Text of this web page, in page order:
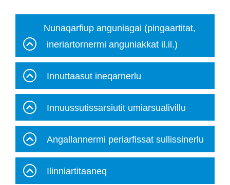
Nunaqarfiup anguniagai (pingaartitat,
ineriartornermi anguniakkat il.il.)
Innuttaasut ineqarnerlu
Innuussutissarsiutit umiarsualivillu
Angallannermi periarfissat sullissinerlu
Ilinniartitaaneq